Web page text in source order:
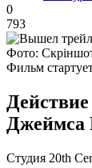
0
793
Фото:
Фильм
Джеймса
Студия 20th